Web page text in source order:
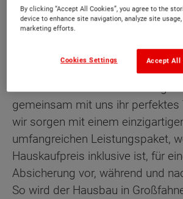
Unsere Massivhäuser sind
erschwinglich und dank flexibler
jede Lebenssituation anpassbar.
Ausstattungsvielfalt der Häuser
gemeinsam mit uns ihr perfektes
wir sorgen mit einem
umfangreichen Leistungspaket,
Hauskaufpreis inklusive ist, für
Absicherung vor, während und
So wird der Hausbau in
By clicking “Accept All Cookies”, you agree to the
device to enhance site navigation, analyze site
marketing efforts.
Accept All
Cookies Settings